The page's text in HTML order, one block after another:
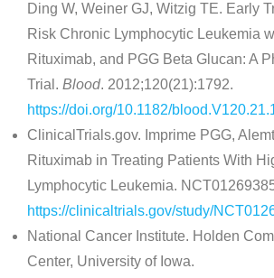
Ding W, Weiner GJ, Witzig TE. Early
Risk Chronic Lymphocytic Leukemia
Rituximab, and PGG Beta Glucan: A
Trial. Blood. 2012;120(21):1792.
https://doi.org/10.1182/
ClinicalTrials.gov. Imprime PGG,
Rituximab in Treating Patients With
Lymphocytic Leukemia.
https://clinicaltrials.gov/study/
National Cancer Institute. Holden
Center, University of Iowa.